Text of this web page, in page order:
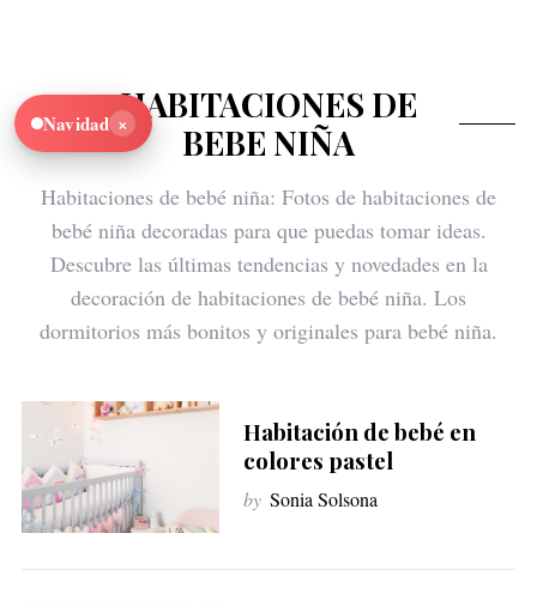
HABITACIONES DE
BEBE NIÑA
Habitaciones de bebé niña: Fotos de habitaciones de
bebé niña decoradas para que puedas tomar ideas.
Descubre las últimas tendencias y novedades en la
decoración de habitaciones de bebé niña. Los
dormitorios más bonitos y originales para bebé niña.
Habitación de bebé en
colores pastel
by Sonia Solsona
Navidad ×